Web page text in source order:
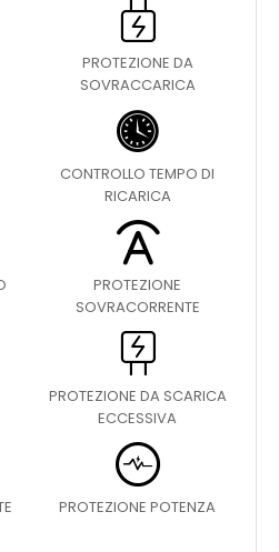
PROTEZIONE DA
SOVRACCARICA
CONTROLLO TEMPO DI
RICARICA
PROTEZIONE
SOVRACORRENTE
PROTEZIONE DA SCARICA
ECCESSIVA
PROTEZIONE POTENZA